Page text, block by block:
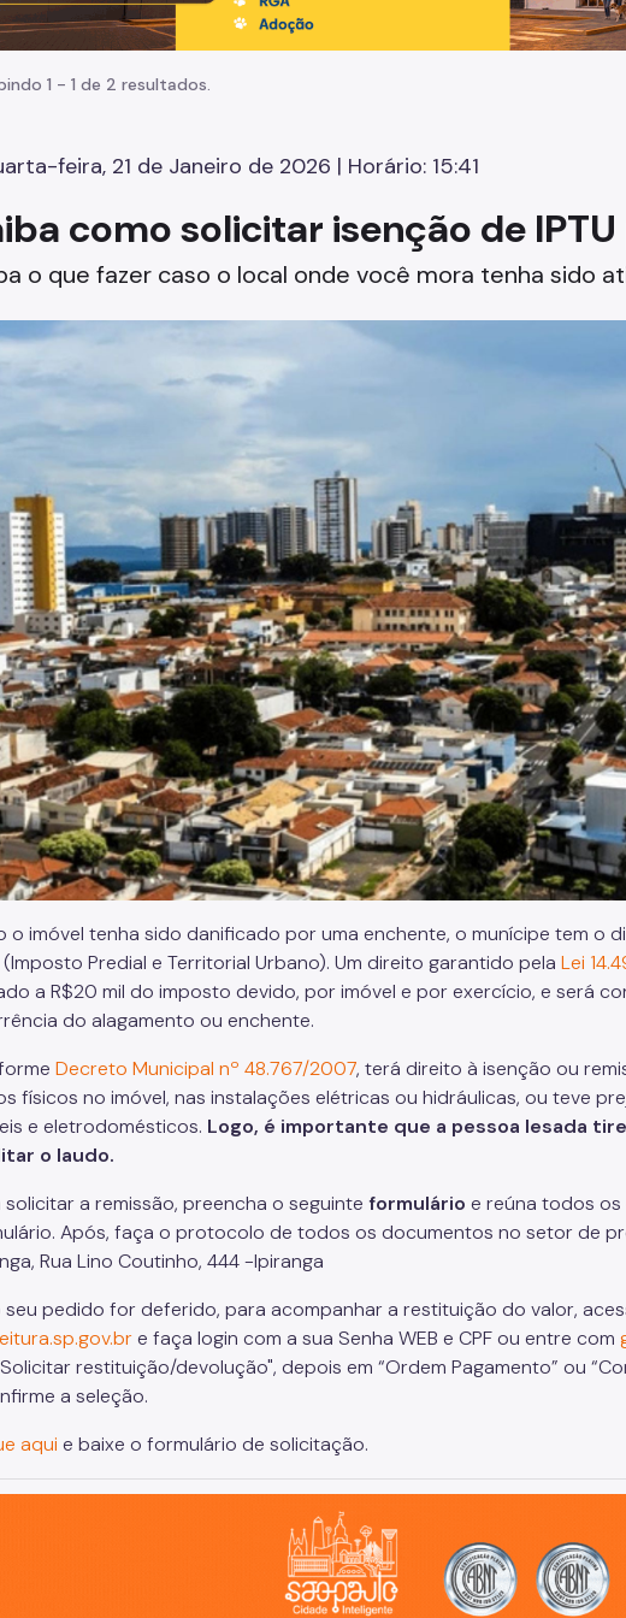
1 - 1 de 2 resultados.
feira, 21 de Janeiro de 2026 | Horário: 15:41
como solicitar isenção de
o que fazer caso o local onde você mora tenha sido
o imóvel tenha sido danificado por uma enchente, o munícipe tem o
(Imposto Predial e Territorial Urbano). Um direito garantido pela Lei
a R$20 mil do imposto devido, por imóvel e por exercício, e será
do alagamento ou enchente.
Decreto Municipal nº 48.767/2007, terá direito à isenção ou
físicos no imóvel, nas instalações elétricas ou hidráulicas, ou teve
e eletrodomésticos. Logo, é importante que a pessoa lesada
o laudo.
solicitar a remissão, preencha o seguinte formulário e reúna todos
Após, faça o protocolo de todos os documentos no setor de
Rua Lino Coutinho, 444 -Ipiranga
seu pedido for deferido, para acompanhar a restituição do valor,
e faça login com a sua Senha WEB e CPF ou entre com
restituição/devolução", depois em “Ordem Pagamento” ou
a seleção.
aqui e baixe o formulário de solicitação.
cidade inteligente, resiliente e sustentável